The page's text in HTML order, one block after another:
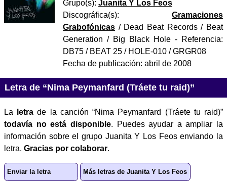
Grupo(s): Juanita Y Los Feos
Discográfica(s): Gramaciones
Grabofónicas / Dead Beat Records / Beat
Generation / Big Black Hole - Referencia:
DB75 / BEAT 25 / HOLE-010 / GRGR08
Fecha de publicación: abril de 2008
Letra de “Nima Peymanfard (Tráete tu raid)”
La letra de la canción “Nima Peymanfard (Tráete tu raid)”
todavía no está disponible. Puedes ayudar a ampliar la
información sobre el grupo Juanita Y Los Feos enviando la
letra. Gracias por colaborar.
Enviar la letra Más letras de Juanita Y Los Feos